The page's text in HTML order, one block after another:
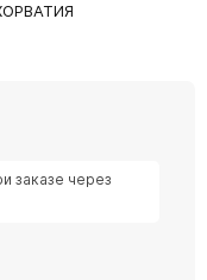
заказе через